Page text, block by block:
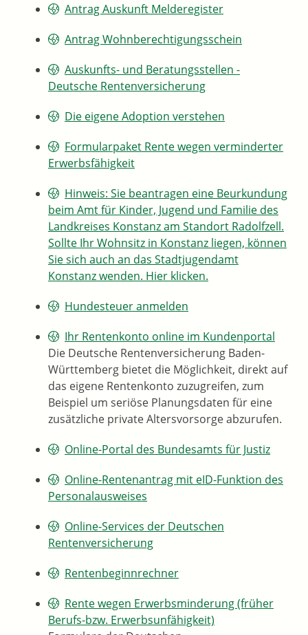
Antrag Auskunft Melderegister
Antrag Wohnberechtigungsschein
Auskunfts- und Beratungsstellen -
Deutsche Rentenversicherung
Die eigene Adoption verstehen
Formularpaket Rente wegen verminderter
Erwerbsfähigkeit
Hinweis: Sie beantragen eine Beurkundung
beim Amt für Kinder, Jugend und Familie des
Landkreises Konstanz am Standort Radolfzell.
Sollte Ihr Wohnsitz in Konstanz liegen, können
Sie sich auch an das Stadtjugendamt
Konstanz wenden. Hier klicken.
Hundesteuer anmelden
Ihr Rentenkonto online im Kundenportal
Die Deutsche Rentenversicherung Baden-
Württemberg bietet die Möglichkeit, direkt auf
das eigene Rentenkonto zuzugreifen, zum
Beispiel um seriöse Planungsdaten für eine
zusätzliche private Altersvorsorge abzurufen.
Online-Portal des Bundesamts für Justiz
Online-Rentenantrag mit eID-Funktion des
Personalausweises
Online-Services der Deutschen
Rentenversicherung
Rentenbeginnrechner
Rente wegen Erwerbsminderung (früher
Berufs-bzw. Erwerbsunfähigkeit)